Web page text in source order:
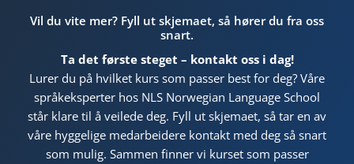
Vil du vite mer? Fyll ut skjemaet, så hører du fra oss
snart.
Ta det første steget – kontakt oss i dag!
Lurer du på hvilket kurs som passer best for deg? Våre
språkeksperter hos NLS Norwegian Language School
står klare til å veilede deg. Fyll ut skjemaet, så tar en av
våre hyggelige medarbeidere kontakt med deg så snart
som mulig. Sammen finner vi kurset som passer